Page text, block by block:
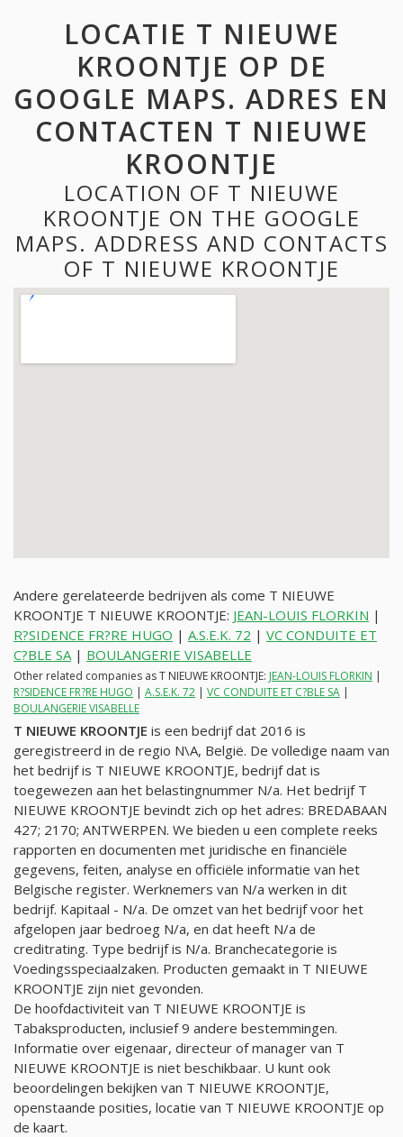
LOCATIE T NIEUWE
KROONTJE OP DE
GOOGLE MAPS. ADRES EN
CONTACTEN T NIEUWE
KROONTJE
LOCATION OF T NIEUWE
KROONTJE ON THE GOOGLE
MAPS. ADDRESS AND CONTACTS
OF T NIEUWE KROONTJE
Andere gerelateerde bedrijven als come T NIEUWE
KROONTJE T NIEUWE KROONTJE: JEAN-LOUIS FLORKIN |
R?SIDENCE FR?RE HUGO | A.S.E.K. 72 | VC CONDUITE ET
C?BLE SA| BOULANGERIE VISABELLE
Other related companies as T NIEUWE KROONTJE: JEAN-LOUIS FLORKIN |
R?SIDENCE FR?RE HUGO | A.S.E.K. 72 | VC CONDUITE ET C?BLE SA |
BOULANGERIE VISABELLE
T NIEUWE KROONTJE is een bedrijf dat 2016 is
geregistreerd in de regio N\A, België. De volledige naam van
het bedrijf is T NIEUWE KROONTJE, bedrijf dat is
toegewezen aan het belastingnummer N/a. Het bedrijf T
NIEUWE KROONTJE bevindt zich op het adres: BREDABAAN
427; 2170; ANTWERPEN. We bieden u een complete reeks
rapporten en documenten met juridische en financiële
gegevens, feiten, analyse en officiële informatie van het
Belgische register. Werknemers van N/a werken in dit
bedrijf. Kapitaal - N/a. De omzet van het bedrijf voor het
afgelopen jaar bedroeg N/a, en dat heeft N/a de
creditrating. Type bedrijf is N/a. Branchecategorie is
Voedingsspeciaalzaken. Producten gemaakt in T NIEUWE
KROONTJE zijn niet gevonden.
De hoofdactiviteit van T NIEUWE KROONTJE is
Tabaksproducten, inclusief 9 andere bestemmingen.
Informatie over eigenaar, directeur of manager van T
NIEUWE KROONTJE is niet beschikbaar. U kunt ook
beoordelingen bekijken van T NIEUWE KROONTJE,
openstaande posities, locatie van T NIEUWE KROONTJE op
de kaart.